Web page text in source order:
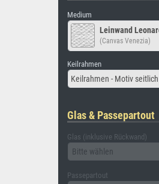
Medium
Leinwand
(Canvas Venezia)
Keilrahmen
Keilrahmen - Motiv
Glas & Passepartout
Glas (inklusive Rückwand)
Bitte wählen
Passepartout